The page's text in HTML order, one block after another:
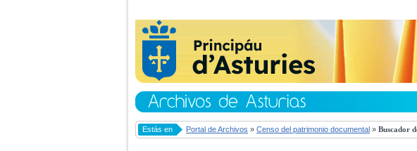
Estás en Portal de Archivos » Censo del patrimonio documental » Buscador